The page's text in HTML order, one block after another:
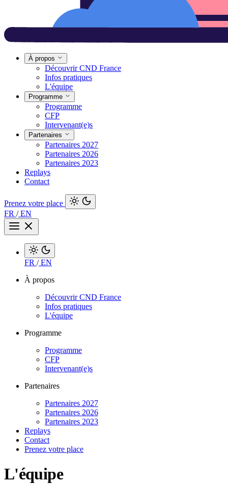
À propos
Découvrir CND France
Infos pratiques
L'équipe
Programme
Programme
CFP
Intervenant(e)s
Partenaires
Partenaires 2027
Partenaires 2026
Partenaires 2023
Replays
Contact
Prenez votre place
FR /EN
FR /EN
À propos
Découvrir CND France
Infos pratiques
L'équipe
Programme
Programme
CFP
Intervenant(e)s
Partenaires
Partenaires 2027
Partenaires 2026
Partenaires 2023
Replays
Contact
Prenez votre place
L'équipe